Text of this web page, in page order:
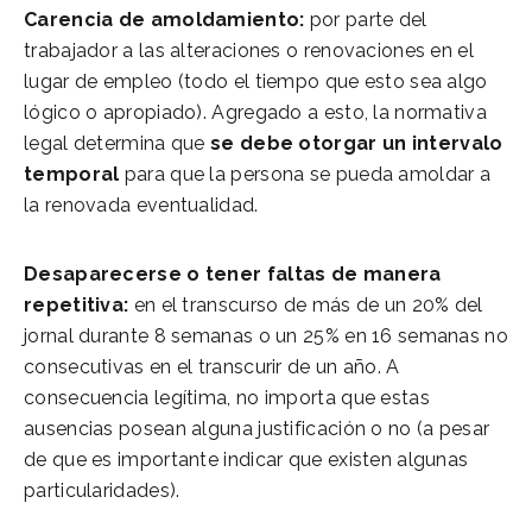
Carencia de amoldamiento: por parte del
trabajador a las alteraciones o renovaciones en el
lugar de empleo (todo el tiempo que esto sea algo
lógico o apropiado). Agregado a esto, la normativa
legal determina que se debe otorgar un intervalo
temporal para que la persona se pueda amoldar a
la renovada eventualidad.
Desaparecerse o tener faltas de manera
repetitiva: en el transcurso de más de un 20% del
jornal durante 8 semanas o un 25% en 16 semanas no
consecutivas en el transcurir de un año. A
consecuencia legítima, no importa que estas
ausencias posean alguna justificación o no (a pesar
de que es importante indicar que existen algunas
particularidades).